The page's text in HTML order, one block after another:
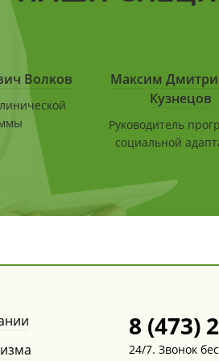
Волков
Максим
Кузнецов
Руководитель
социальной
8 (473)
24/7. Звонок